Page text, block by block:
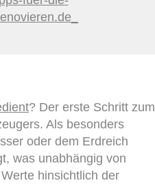
? Der erste Schritt zum
Als besonders
oder dem Erdreich
was unabhängig von
hinsichtlich der